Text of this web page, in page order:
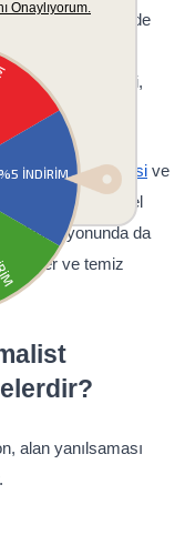
alanının zemininde
masası
tezgah taburesi,
tabure.
, kahve makinesi ve
hem işlevsel
dekorasyonunda da
öğeler ve temiz
alan yanılsaması